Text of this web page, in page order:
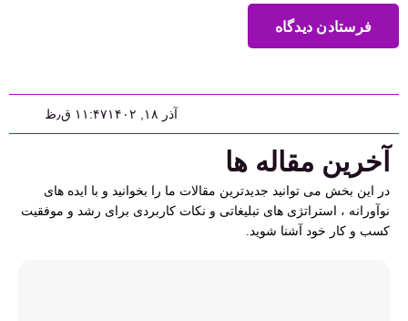
فرستادن دیدگاه
آذر ۱۸, ۱۴۰۲ ۱۱:۴۷ ق٫ظ
آخرین مقاله ها
در این بخش می توانید جدیدترین مقالات ما را بخوانید و با ایده های
نوآورانه ، استراتژی های تبلیغاتی و نکات کاربردی برای رشد و موفقیت
کسب و کار خود آشنا شوید.